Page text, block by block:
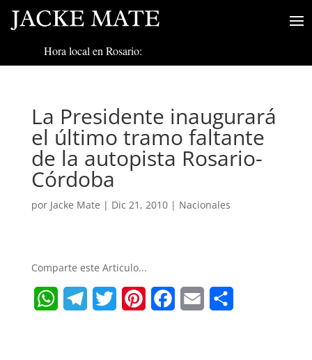
Hora local en Rosario:
La Presidente inaugurará
el último tramo faltante
de la autopista Rosario-
Córdoba
por Jacke Mate | Dic 21, 2010| Nacionales
Comparte este Articulo...
W